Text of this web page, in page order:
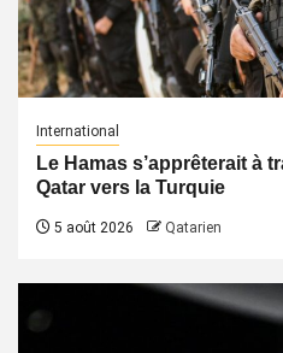
International
Le Hamas s’apprêterait à
Qatar vers la Turquie
5 août 2026 Qatarien